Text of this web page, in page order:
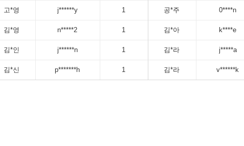
고*영 j******y 1 공*주 0****n
김*영 n*****2 1 김*아 k****e
김*인 j******n 1 김*라 j*****a
김*신 p*******h 1 김*라 v******k